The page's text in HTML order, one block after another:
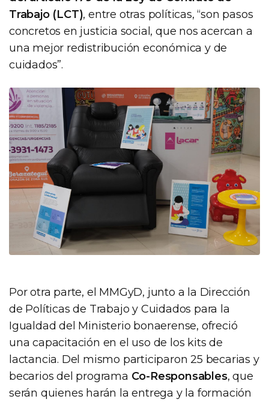
Trabajo (LCT), entre otras políticas, “son pasos
concretos en justicia social, que nos acercan a
una mejor redistribución económica y de
cuidados”.
Por otra parte, el MMGyD, junto a la Dirección
de Políticas de Trabajo y Cuidados para la
Igualdad del Ministerio bonaerense, ofreció
una capacitación en el uso de los kits de
lactancia. Del mismo participaron 25 becarias y
becarios del programa Co-Responsables, que
serán quienes harán la entrega y la formación